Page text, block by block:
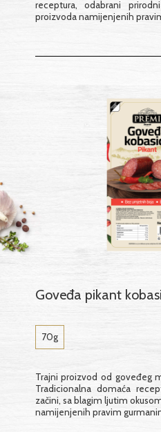
receptura, odabrani
proizvoda namijenjenih
Goveđa pikant
70g
Trajni proizvod od goveđeg
Tradicionalna domaća
začini, sa blagim ljutim
namijenjenih pravim